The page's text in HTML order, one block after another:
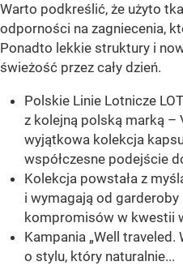
Warto podkreślić, że użyto
odporności na zagniecenia,
Ponadto lekkie struktury i
świeżość przez cały dzień.
Polskie Linie Lotnicze
z kolejną polską marką –
wyjątkowa kolekcja
współczesne podejście
Kolekcja powstała z
i wymagają od
kompromisów w kwestii
Kampania „Well
o stylu, który naturalnie...